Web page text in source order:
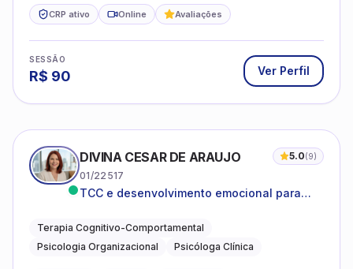
CRP ativo Online Avaliações
SESSÃO
R$ 90 Ver Perfil
DIVINA CESAR DE ARAUJO 5.0(9)
01/22517
TCC e desenvolvimento emocional para
Terapia Cognitivo-Comportamental
Psicologia Organizacional
Psicóloga Clínica